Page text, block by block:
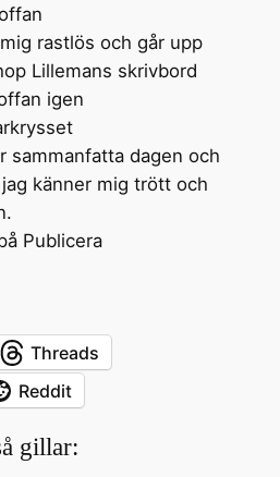
rastlös och går upp
Lillemans skrivbord
igen
sammanfatta dagen och
känner mig trött och
Publicera
Threads
Reddit
gillar: